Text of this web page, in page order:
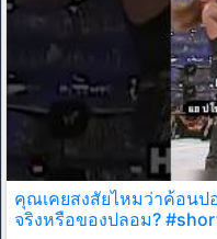
คุณเคยสงสัยไหมว่าค้อน
จริงหรือของปลอม?